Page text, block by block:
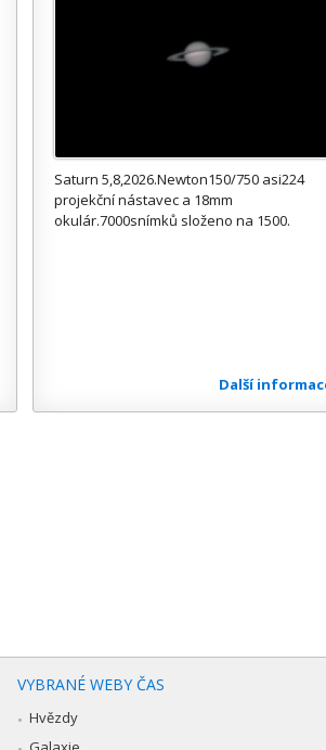
Saturn 5,8,2026.Newton150/750 asi224
projekční nástavec a 18mm
okulár.7000snímků složeno na 1500.
Další
VYBRANÉ WEBY ČAS
Hvězdy